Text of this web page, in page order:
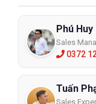
Phú Huy
Sales
0372
Tuấn
Sales